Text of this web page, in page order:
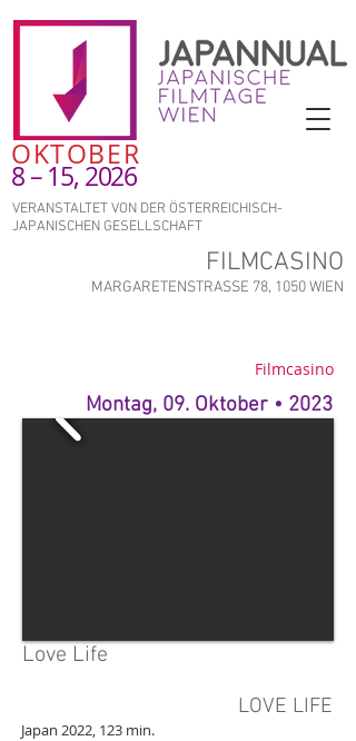
OKTOBER
8 – 15, 2026
VERANSTALTET VON DER ÖSTERREICHISCH-
JAPANISCHEN GESELLSCHAFT
FILMCASINO
MARGARETENSTRASSE 78, 1050 WIEN
Filmcasino
Montag, 09. Oktober • 2023
Love Life
LOVE LIFE
Japan 2022, 123 min.